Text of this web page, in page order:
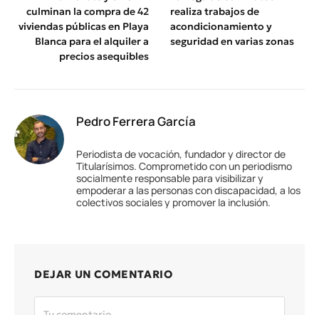
culminan la compra de 42
viviendas públicas en Playa
Blanca para el alquiler a
precios asequibles
realiza trabajos de
acondicionamiento y
seguridad en varias zonas
Pedro Ferrera García
Periodista de vocación, fundador y director de
Titularísimos. Comprometido con un periodismo
socialmente responsable para visibilizar y
empoderar a las personas con discapacidad, a los
colectivos sociales y promover la inclusión.
DEJAR UN COMENTARIO